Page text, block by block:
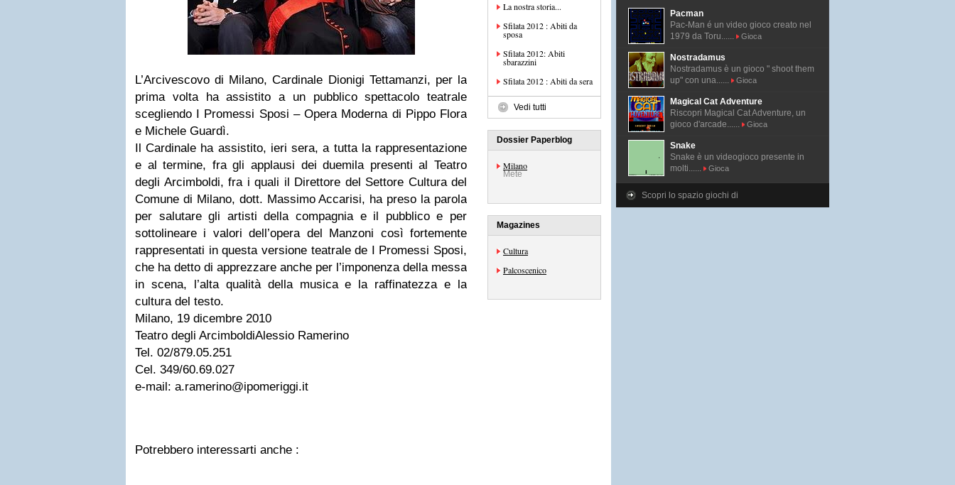
L’Arcivescovo di Milano, Cardinale Dionigi Tettamanzi, per la
prima volta ha assistito a un pubblico spettacolo teatrale
scegliendo I Promessi Sposi – Opera Moderna di Pippo Flora
e Michele Guardì.
Il Cardinale ha assistito, ieri sera, a tutta la rappresentazione
e al termine, fra gli applausi dei duemila presenti al Teatro
degli Arcimboldi, fra i quali il Direttore del Settore Cultura del
Comune di Milano, dott. Massimo Accarisi, ha preso la parola
per salutare gli artisti della compagnia e il pubblico e per
sottolineare i valori dell’opera del Manzoni così fortemente
rappresentati in questa versione teatrale de I Promessi Sposi,
che ha detto di apprezzare anche per l’imponenza della messa
in scena, l’alta qualità della musica e la raffinatezza e la
cultura del testo.
Milano, 19 dicembre 2010
Teatro degli ArcimboldiAlessio Ramerino
Tel. 02/879.05.251
Cel. 349/60.69.027
e-mail: a.ramerino@ipomeriggi.it
Potrebbero interessarti anche :
La nostra storia...
Sfilata 2012 : Abiti da
sposa
Sfilata 2012: Abiti
sbarazzini
Sfilata 2012 : Abiti da sera
Vedi tutti
Dossier Paperblog
Milano
Mete
Magazines
Cultura
Palcoscenico
Pacman
Pac-Man é un video gioco creato nel
1979 da Toru......
Gioca
Nostradamus
Nostradamus è un gioco " shoot them
up" con una......
Gioca
Magical Cat Adventure
Riscopri Magical Cat Adventure, un
gioco d'arcade......
Gioca
Snake
Snake è un videogioco presente in
molti......
Gioca
Scopri lo spazio giochi di